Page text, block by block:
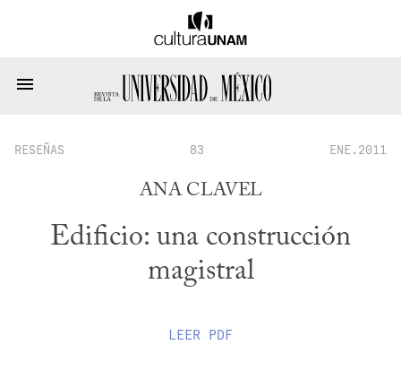
RESEÑAS 83 ENE.2011
ANA CLAVEL
Edificio: una construcción
magistral
LEER PDF